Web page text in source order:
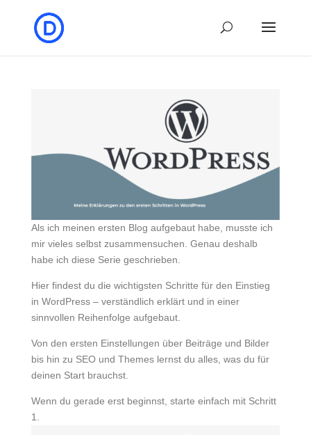
Als ich meinen ersten Blog aufgebaut habe, musste ich
mir vieles selbst zusammensuchen. Genau deshalb
habe ich diese Serie geschrieben.
Hier findest du die wichtigsten Schritte für den Einstieg
in WordPress – verständlich erklärt und in einer
sinnvollen Reihenfolge aufgebaut.
Von den ersten Einstellungen über Beiträge und Bilder
bis hin zu SEO und Themes lernst du alles, was du für
deinen Start brauchst.
Wenn du gerade erst beginnst, starte einfach mit Schritt
1.